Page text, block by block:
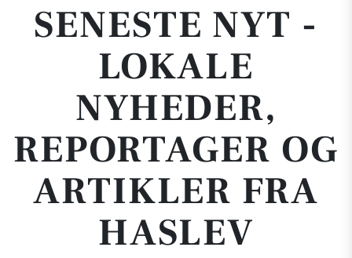
SENESTE NYT -
LOKALE
NYHEDER,
REPORTAGER OG
ARTIKLER FRA
HASLEV